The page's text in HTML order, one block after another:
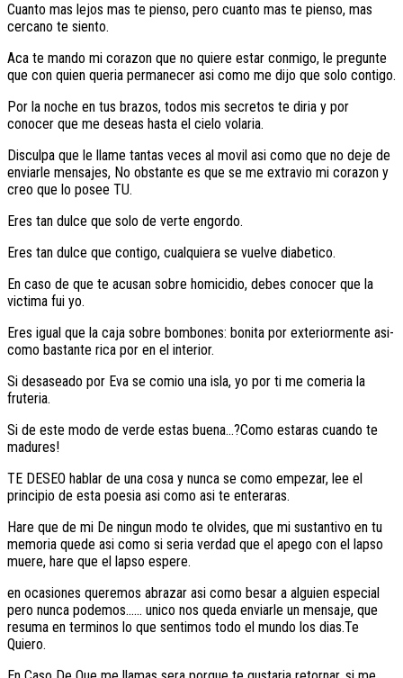
Cuanto mas lejos mas te pienso, pero cuanto mas te pienso, mas
cercano te siento.
Aca te mando mi corazon que no quiere estar conmigo, le pregunte
que con quien queria permanecer asi­ como me dijo que solo contigo.
Por la noche en tus brazos, todos mis secretos te diria y por
conocer que me deseas hasta el cielo volaria.
Disculpa que le llame tantas veces al movil asi­ como que no deje de
enviarle mensajes, No obstante es que se me extravio mi corazon y
creo que lo posee TU.
Eres tan dulce que solo de verte engordo.
Eres tan dulce que contigo, cualquiera se vuelve diabetico.
En caso de que te acusan sobre homicidio, debes conocer que la
victima fui yo.
Eres igual que la caja sobre bombones: bonita por exteriormente asi­
como bastante rica por en el interior.
Si desaseado por Eva se comio una isla, yo por ti me comeria la
fruteria.
Si de este modo de verde estas buena…?Como estaras cuando te
madures!
TE DESEO hablar de una cosa y nunca se como empezar, lee el
principio de esta poesia asi­ como asi te enteraras.
Hare que de mi De ningun modo te olvides, que mi sustantivo en tu
memoria quede asi­ como si seri­a verdad que el apego con el lapso
muere, hare que el lapso espere.
en ocasiones queremos abrazar asi­ como besar a alguien especial
pero nunca podemos…… unico nos queda enviarle un mensaje, que
resuma en terminos lo que sentimos todo el mundo los dias.Te
Quiero.